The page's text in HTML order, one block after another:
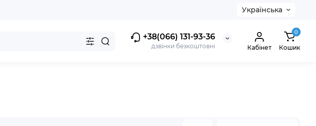
Українська
+38(066) 131-93-36
дзвінки безкоштовні Кабінет
0
Кошик